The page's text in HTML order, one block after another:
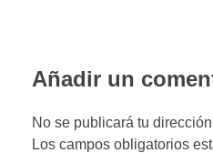
í
n
Añadir un
No se publicará tu
Los campos obligatorios